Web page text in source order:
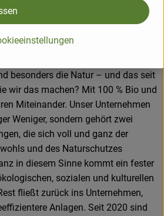
Saft so, dass alle etwas davon
besonders die Natur – und das seit
wir das machen? Mit 100 % Bio und
Miteinander. Unser Unternehmen
Weniger, sondern gehört zwei
die sich voll und ganz der
und des Naturschutzes
in diesem Sinne kommt ein fester
sozialen und kulturellen
fließt zurück ins Unternehmen,
Anlagen. Seit 2020 sind